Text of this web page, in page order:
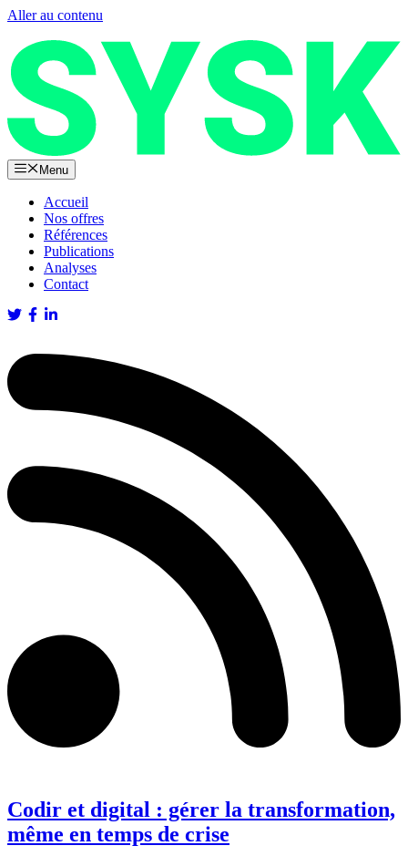
Aller au contenu
Menu
Accueil
Nos offres
Références
Publications
Analyses
Contact
Codir et digital : gérer la transformation,
même en temps de crise